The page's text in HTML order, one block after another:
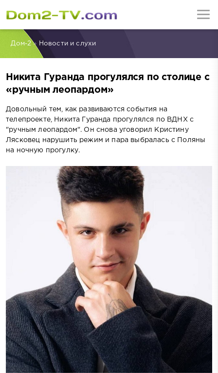
Дом-2» Новости и слухи
Никита Гуранда прогулялся по столице с
«ручным леопардом»
Довольный тем, как развиваются события на
телепроекте, Никита Гуранда прогулялся по ВДНХ с
"ручным леопардом". Он снова уговорил Кристину
Лясковец нарушить режим и пара выбралась с Поляны
на ночную прогулку.